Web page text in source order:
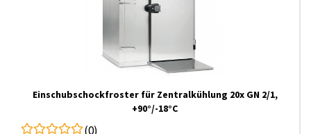
Einschubschockfroster für Zentralkühlung 20x GN 2/1,
+90°/-18°C
(0)